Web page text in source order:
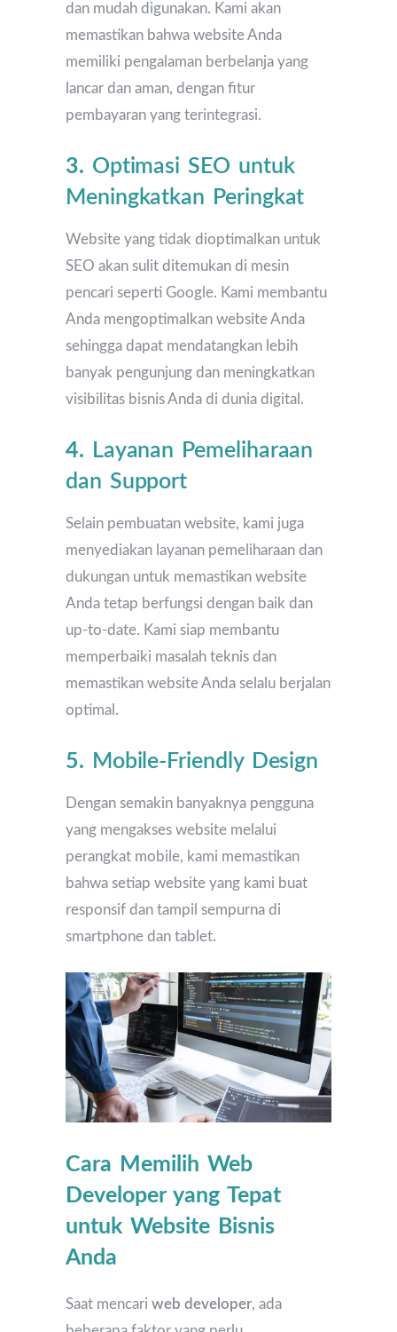
dan mudah digunakan. Kami akan
memastikan bahwa website Anda
memiliki pengalaman berbelanja yang
lancar dan aman, dengan fitur
pembayaran yang terintegrasi.
3. Optimasi SEO untuk
Meningkatkan Peringkat
Website yang tidak dioptimalkan untuk
SEO akan sulit ditemukan di mesin
pencari seperti Google. Kami membantu
Anda mengoptimalkan website Anda
sehingga dapat mendatangkan lebih
banyak pengunjung dan meningkatkan
visibilitas bisnis Anda di dunia digital.
4. Layanan Pemeliharaan
dan Support
Selain pembuatan website, kami juga
menyediakan layanan pemeliharaan dan
dukungan untuk memastikan website
Anda tetap berfungsi dengan baik dan
up-to-date. Kami siap membantu
memperbaiki masalah teknis dan
memastikan website Anda selalu berjalan
optimal.
5. Mobile-Friendly Design
Dengan semakin banyaknya pengguna
yang mengakses website melalui
perangkat mobile, kami memastikan
bahwa setiap website yang kami buat
responsif dan tampil sempurna di
smartphone dan tablet.
Cara Memilih Web
Developer yang Tepat
untuk Website Bisnis
Anda
Saat mencari web developer, ada